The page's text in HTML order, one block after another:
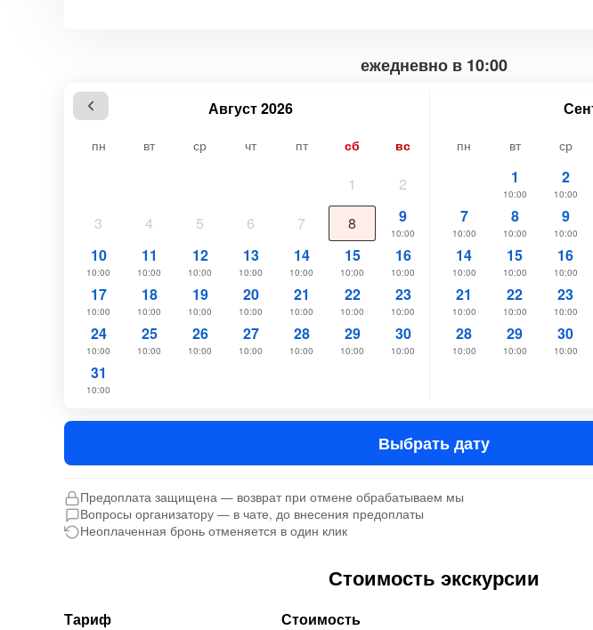
ежедневно в 10:00
Август 2026
пн вт ср чт пт сб вс
1
2
3
4 5 6 7 8 9
10:00
10
10:00
11
10:00
12
10:00
13
10:00
14
10:00
15
10:00
16
10:00
17
10:00
18
10:00
19
10:00
20
10:00
21
10:00
22
10:00
23
10:00
24
10:00
25
10:00
26
10:00
27
10:00
28
10:00
29
10:00
30
10:00
31
10:00
пн вт ср
1
10:00
2
10:00
7
10:00
8
10:00
9
10:00
14
10:00
15
10:00
16
10:00
21
10:00
22
10:00
23
10:00
28
10:00
29
10:00
30
10:00
Выбрать дату
Предоплата защищена — возврат при отмене обрабатываем мы
Вопросы организатору — в чате, до внесения предоплаты
Неоплаченная бронь отменяется в один клик
Стоимость экскурсии
Тариф
Стоимость